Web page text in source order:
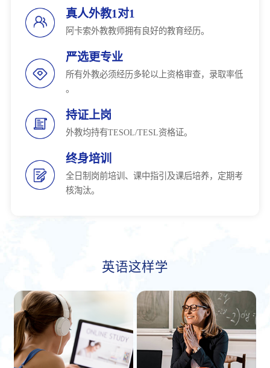
真人外教1对1
阿卡索外教教师拥有良好的教育经历。
严选更专业
所有外教必须经历多轮以上资格审查，录取率低
。
持证上岗
外教均持有TESOL/TESL资格证。
终身培训
全日制岗前培训、课中指引及课后培养，定期考
核淘汰。
英语这样学